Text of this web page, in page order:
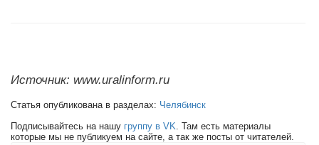
Источник: www.uralinform.ru
Статья опубликована в разделах: Челябинск
Подписывайтесь на нашу группу в VK. Там есть материалы
которые мы не публикуем на сайте, а так же посты от читателей.